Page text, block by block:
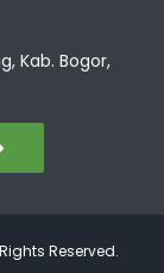
Kab. Bogor,
Reserved.